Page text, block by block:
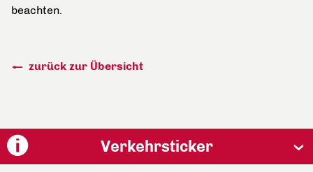
beachten.
zurück zur Übersicht
Verkehrsticker